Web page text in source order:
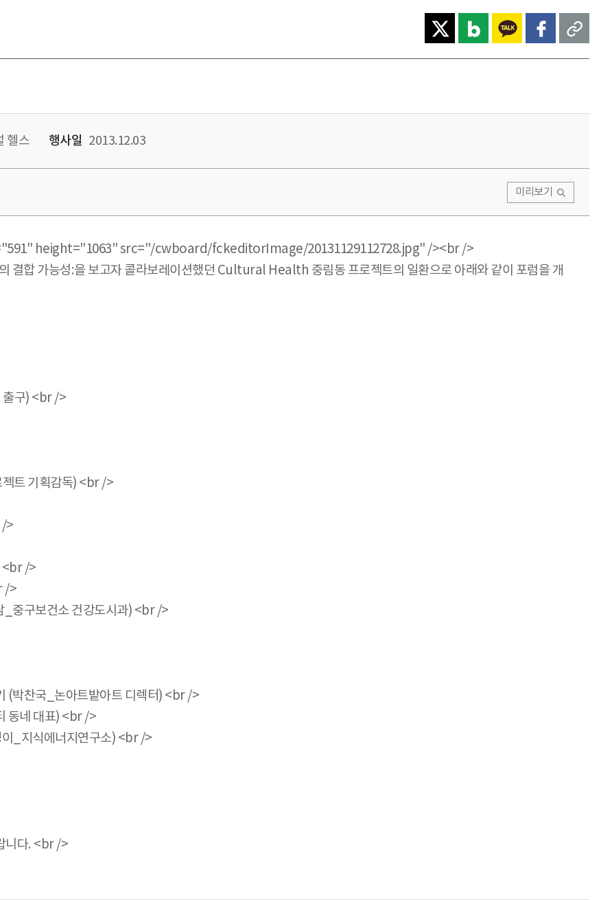
헬스 행사일 2013.12.03
미리보기
height="1063" src="/cwboard/fckeditorImage/20131129112728.jpg" /><br />
결합 가능성:을 보고자 콜라보레이션했던 Cultural Health 중림동 프로젝트의 일환으로 아래와 같이 포럼을 개
출구) <br />
젝트 기획감독) <br />
/>
<br />
/>
_중구보건소 건강도시과) <br />
(박찬국_논아트밭아트 디렉터) <br />
동네 대표) <br />
이_지식에너지연구소) <br />
니다. <br />